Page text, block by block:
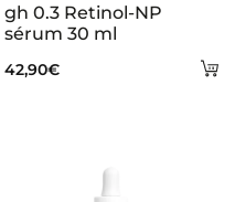
gh 0.3 Retinol-NP
sérum 30 ml
42,90€